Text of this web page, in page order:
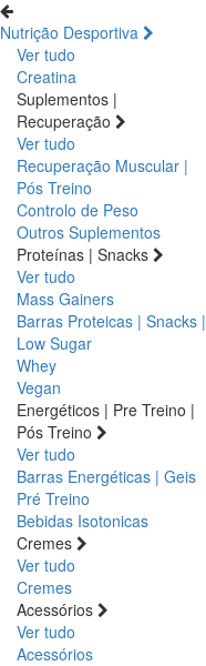
Nutrição Desportiva
Ver tudo
Creatina
Suplementos |
Recuperação
Ver tudo
Recuperação Muscular |
Pós Treino
Controlo de Peso
Outros Suplementos
Proteínas | Snacks
Ver tudo
Mass Gainers
Barras Proteicas | Snacks |
Low Sugar
Whey
Vegan
Energéticos | Pre Treino |
Pós Treino
Ver tudo
Barras Energéticas | Geis
Pré Treino
Bebidas Isotonicas
Cremes
Ver tudo
Cremes
Acessórios
Ver tudo
Acessórios